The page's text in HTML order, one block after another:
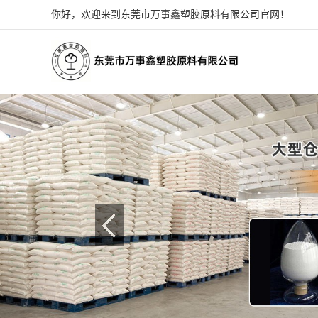
你好，欢迎来到东莞市万事鑫塑胶原料有限公司官网！